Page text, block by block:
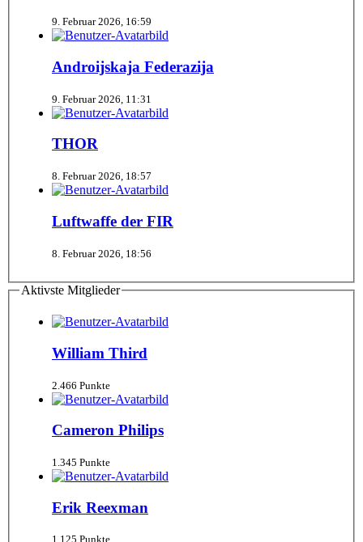
9. Februar 2026, 16:59
Androijskaja Federazija
9. Februar 2026, 11:31
THOR
8. Februar 2026, 18:57
Luftwaffe der FIR
8. Februar 2026, 18:56
Aktivste Mitglieder
William Third
2.466 Punkte
Cameron Philips
1.345 Punkte
Erik Reexman
1.125 Punkte